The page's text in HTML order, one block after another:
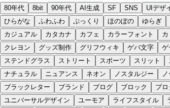
80年代 8bit 90年代 AI生成 SF SNS UIデザ
ひらがな
ふわふわ ぷっくり ほのぼの ゆらぎ
カジュアル
カタカナ カフェ カラーフォント
クレヨン
グッズ制作 グリフウィキ ゲバ文字 ゲ
ステンドグラス
ストリート スポーツ スリット
ナチュラル
ニュアンス ネオン ノスタルジー ノ
ブラックレター
ブランド ブログ ブロック プロ
ユニバーサルデザイン
ユーモア ライフスタイル